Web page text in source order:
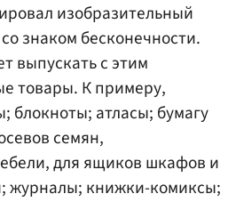
изобразительный
знаком бесконечности.
выпускать с этим
товары. К примеру,
блокноты; атласы; бумагу
семян,
для ящиков шкафов и
журналы; книжки-комиксы;